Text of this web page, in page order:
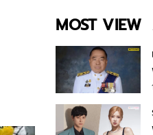
MOST VIEW